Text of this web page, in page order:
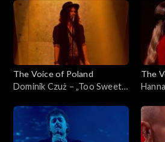
15 listopada 2025
15
The Voice of Poland
Dominik Czuż – „Too Sweet”,
15 listopada 2025
The
of